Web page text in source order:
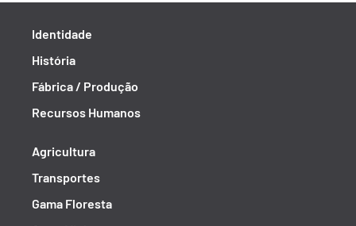
Identidade
História
Fábrica / Produção
Recursos Humanos
Agricultura
Transportes
Gama Floresta